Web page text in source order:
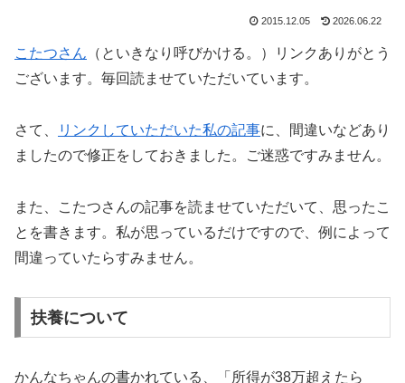
2015.12.05 2026.06.22
こたつさん （といきなり呼びかける。）リンクありがとう
ございます。毎回読ませていただいています。
さて、 リンクしていただいた私の記事に、間違いなどあり
ましたので修正をしておきました。ご迷惑ですみません。
また、こたつさんの記事を読ませていただいて、思ったこ
とを書きます。私が思っているだけですので、例によって
間違っていたらすみません。
扶養について
かんなちゃんの書かれている、「所得が38万超えたら